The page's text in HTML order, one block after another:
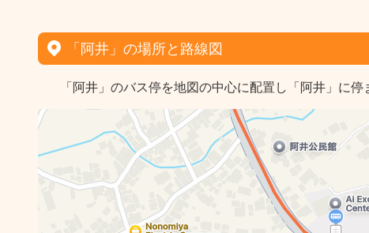
「阿井」の場所と路線図
「阿井」のバス停を地図の中心に配置し「阿井」に